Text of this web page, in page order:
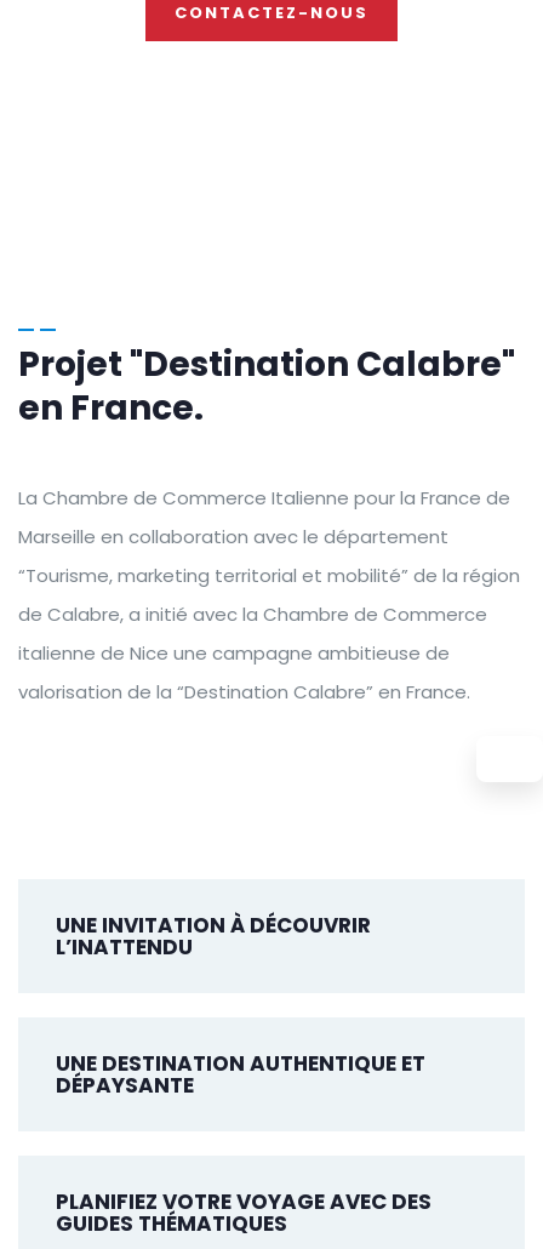
CONTACTEZ-NOUS
Projet "Destination Calabre"
en France.
La Chambre de Commerce Italienne pour la France de
Marseille en collaboration avec le département
“Tourisme, marketing territorial et mobilité” de la région
de Calabre, a initié avec la Chambre de Commerce
italienne de Nice une campagne ambitieuse de
valorisation de la “Destination Calabre” en France.
UNE INVITATION À DÉCOUVRIR
L’INATTENDU
UNE DESTINATION AUTHENTIQUE ET
DÉPAYSANTE
PLANIFIEZ VOTRE VOYAGE AVEC DES
GUIDES THÉMATIQUES